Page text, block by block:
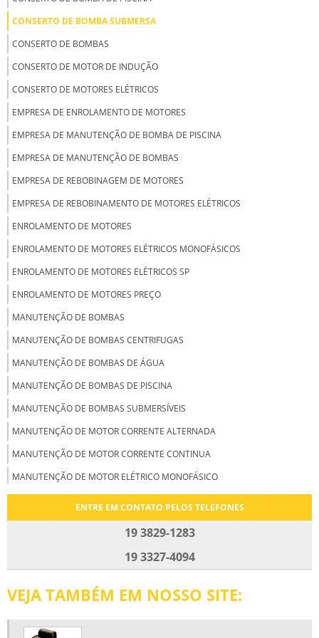
CONSERTO DE BOMBA SUBMERSA
CONSERTO DE BOMBAS
CONSERTO DE MOTOR DE INDUÇÃO
CONSERTO DE MOTORES ELÉTRICOS
EMPRESA DE ENROLAMENTO DE MOTORES
EMPRESA DE MANUTENÇÃO DE BOMBA DE PISCINA
EMPRESA DE MANUTENÇÃO DE BOMBAS
EMPRESA DE REBOBINAGEM DE MOTORES
EMPRESA DE REBOBINAMENTO DE MOTORES ELÉTRICOS
ENROLAMENTO DE MOTORES
ENROLAMENTO DE MOTORES ELÉTRICOS MONOFÁSICOS
ENROLAMENTO DE MOTORES ELÉTRICOS SP
ENROLAMENTO DE MOTORES PREÇO
MANUTENÇÃO DE BOMBAS
MANUTENÇÃO DE BOMBAS CENTRIFUGAS
MANUTENÇÃO DE BOMBAS DE ÁGUA
MANUTENÇÃO DE BOMBAS DE PISCINA
MANUTENÇÃO DE BOMBAS SUBMERSÍVEIS
MANUTENÇÃO DE MOTOR CORRENTE ALTERNADA
MANUTENÇÃO DE MOTOR CORRENTE CONTINUA
MANUTENÇÃO DE MOTOR ELÉTRICO MONOFÁSICO
MANUTENÇÃO DE MOTORES CC
MANUTENÇÃO DE MOTORES TRIFÁSICOS
MANUTENÇÃO DE VENTILADORES INDUSTRIAIS
ENTRE EM CONTATO PELOS TELEFONES
19 3829-1283
19 3327-4094
VEJA TAMBÉM EM NOSSO SITE: